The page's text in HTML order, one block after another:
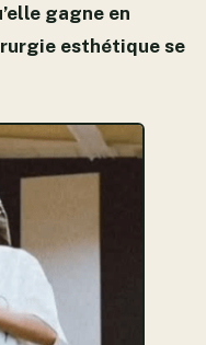
gagne en
esthétique se